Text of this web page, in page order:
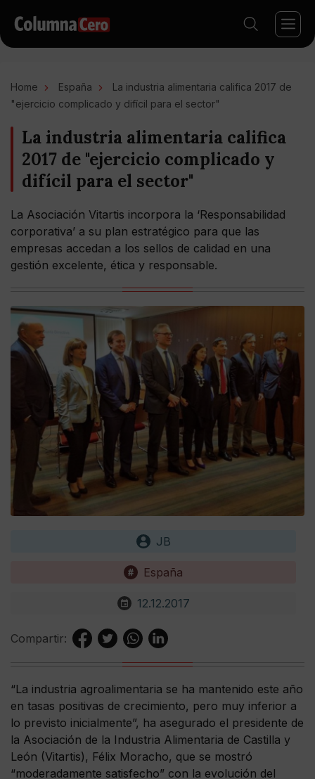
Home España
La industria alimentaria califica 2017 de
"ejercicio complicado y difícil para el sector"
La industria alimentaria califica
2017 de "ejercicio complicado y
difícil para el sector"
La Asociación Vitartis incorpora la ‘Responsabilidad
corporativa’ a su plan estratégico para que las
empresas accedan a los sellos de calidad en una
gestión excelente, ética y responsable.
JB
España
12.12.2017
Compartir:
“La industria agroalimentaria se ha mantenido este año
en tasas positivas de crecimiento, pero muy inferior a
lo previsto inicialmente”, ha asegurado el presidente de
la Asociación de la Industria Alimentaria de Castilla y
León (Vitartis), Félix Moracho, que se mostró
“moderadamente satisfecho” con la evolución del